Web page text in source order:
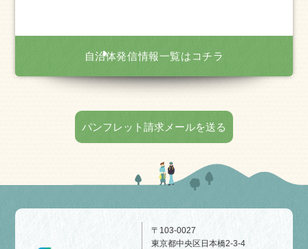
自治体発信情報一覧はコチラ
パンフレット請求メールを送る
〒103-0027
東京都中央区日本橋2-3-4